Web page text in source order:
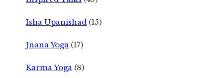
Isha Upanishad (15)
Jnana Yoga (17)
Karma Yoga (8)